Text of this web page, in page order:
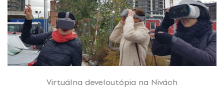
Virtuálna develoutópia na Nivách